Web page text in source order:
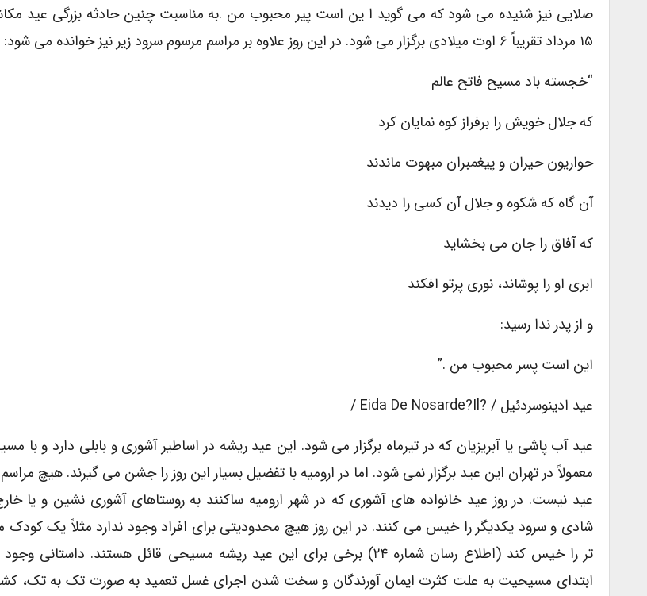
صلایی نیز شنیده می شود که می گوید ا ین است پیر محبوب من .به مناسبت چنین حادثه بزرگی عید
۱۵ مرداد تقریباً ۶ اوت میلادی برگزار می شود. در این روز علاوه بر مراسم مرسوم سرود زیر نیز خوانده می شود:
“خجسته باد مسیح فاتح عالم
که جلال خویش را برفراز کوه نمایان کرد
حواریون حیران و پیغمبران مبهوت ماندند
آن گاه که شکوه و جلال آن کسی را دیدند
که آفاق را جان می بخشاید
ابری او را پوشاند، نوری پرتو افکند
و از پدر ندا رسید:
این است پسر محبوب من .”
عید ادینوسردئیل / ?eida De Nosarde?il /
عید آب پاشی یا آبریزیان که در تیرماه برگزار می شود. این عید ریشه در اساطیر آشوری و بابلی دارد و با
معمولاً در تهران این عید برگزار نمی شود. اما در ارومیه با تفضیل بسیار این روز را جشن می گیرند. هیچ
عید نیست. در روز عید خانواده های آشوری که در شهر ارومیه ساکنند به روستاهای آشوری نشین و یا
شادی و سرود یکدیگر را خیس می کنند. در این روز هیچ محدودیتی برای افراد وجود ندارد مثلاً یک کودک
تر را خیس کند (اطلاع رسان شماره ۲۴) برخی برای این عید ریشه مسیحی قائل هستند.
ابتدای مسیحیت به علت کثرت ایمان آورندگان و سخت شدن اجرای غسل تعمید به صورت تک به تک،